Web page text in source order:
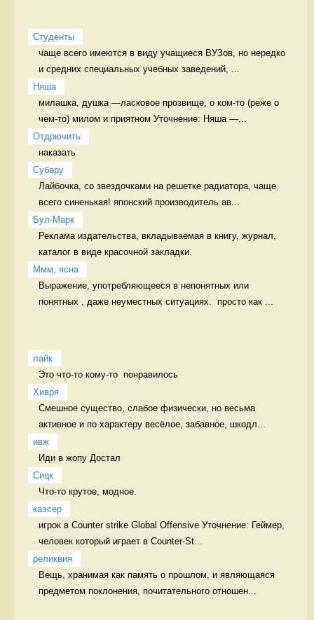
Студенты
чаще всего имеются в виду учащиеся ВУЗов, но нередко
и средних специальных учебных заведений, ...
Няша
милашка, душка —ласковое прозвище, о ком-то (реже о
чем-то) милом и приятном Уточнение: Няша —...
Отдрючить
наказать
Cубару
Лайбочка, со звездочками на решетке радиатора, чаще
всего синенькая! японский производитель ав...
Бул-Марк
Реклама издательства, вкладываемая в книгу, журнал,
каталог в виде красочной закладки.
Ммм, ясна
Выражение, употребляющееся в непонятных или
понятных , даже неуместных ситуациях.  просто как ...
лайк
Это что-то кому-то  понравилось
Хивря
Смешное существо, слабое физически, но весьма
активное и по характеру весёлое, забавное, шкодл...
ивж
Иди в жопу Достал
Сицк
Что-то крутое, модное.
каэсер
игрок в Counter strike Global Offensive Уточнение: Геймер,
человек который играет в Counter-St...
реликвия
Вещь, хранимая как память о прошлом, и являющаяся
предметом поклонения, почитательного отношен...